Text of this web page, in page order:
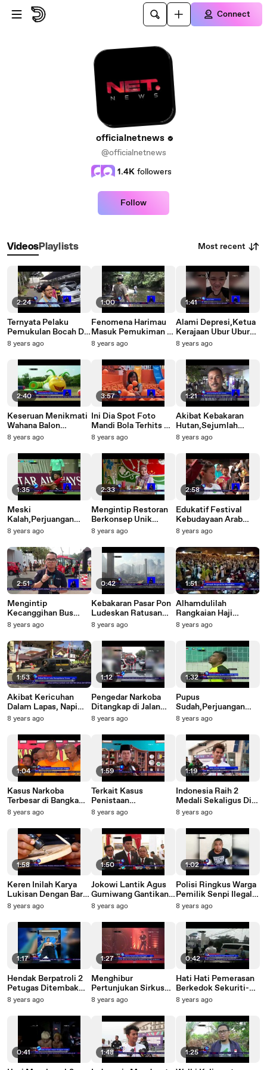
Skip to main content
Connect
officialnetnews
@officialnetnews
1.4K followers
Follow
VideosPlaylists Most recent
2:24
Ternyata Pelaku
Pemukulan Bocah Di
Tol Jagorawi Bukan
8 years ago
2:40
Keseruan Menikmati
Wahana Balon
Raksaksa Bintaro-
8 years ago
1:35
Meski
Kalah,Perjuangan
Garuda Muda
Diapresiasi-NET12
8 years ago
2:51
Mengintip
Kecanggihan Bus
Tanpa Sopir Asian
8 years ago
1:53
Akibat Kericuhan
Dalam Lapas, Napi
Dievakuasi Dari Lapas
8 years ago
1:04
Kasus Narkoba
Terbesar di Bangka
Belitung Berhasil
8 years ago
1:58
Keren Inilah Karya
Lukisan Dengan Bara
Api-NET5
8 years ago
1:17
Hendak Berpatroli 2
Petugas Ditembak
Orang Tak Dikenal-
8 years ago
0:41
1:00
Fenomena Harimau
Masuk Pemukiman &
Memangsa Hewan
8 years ago
3:57
Ini Dia Spot Foto
Mandi Bola Terhits Di
Kota Bandung-NET12
8 years ago
2:33
Mengintip Restoran
Berkonsep Unik
Yogyakarta-NET12
8 years ago
0:42
Kebakaran Pasar Pon
Ludeskan Ratusan
Kios-NET12
8 years ago
1:12
Pengedar Narkoba
Ditangkap di Jalan
Raya - NET 24
8 years ago
1:59
Terkait Kasus
Penistaan
Agama,MUI Pusat
Sumut-NET5
8 years ago
1:50
Jokowi Lantik Agus
Gumiwang Gantikan
Idrus Marham-NET5
8 years ago
1:27
Menghibur
Pertunjukan Sirkus
Internasional Jakarta-
8 years ago
1:48
1:41
Alami Depresi,Ketua
Kerajaan Ubur Ubur
Dirawat Di Rumah
8 years ago
1:21
Akibat Kebakaran
Hutan,Sejumlah
Penerbangan
NET12
8 years ago
2:58
Edukatif Festival
Kebudayaan Arab
Jakarta-NET12
8 years ago
1:51
Alhamdulilah
Rangkaian Haji
Selesai & Berjalan
#NEThaji2018-NET5
8 years ago
1:32
Pupus
Sudah,Perjuangan
Timnas U-23 Harus
NET5
8 years ago
1:19
Indonesia Raih 2
Medali Sekaligus Di
Cabor Jetski-NET5
8 years ago
1:02
Polisi Ringkus Warga
Pemilik Senpi Ilegal-
NET5
8 years ago
0:42
Hati Hati Pemerasan
Berkedok Sekuriti-
NET5
8 years ago
1:25